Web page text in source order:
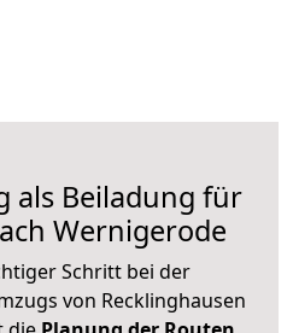
als Beiladung für
Wernigerode
Schritt bei der
von Recklinghausen